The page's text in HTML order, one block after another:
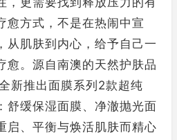
愈方式，不是在热闹中宣
从肌肤到内心，给予自己一
愈。源自南澳的天然护肤品
新推出面膜系列2款超纯
舒缓保湿面膜、净澈抛光面
启、平衡与焕活肌肤而精心